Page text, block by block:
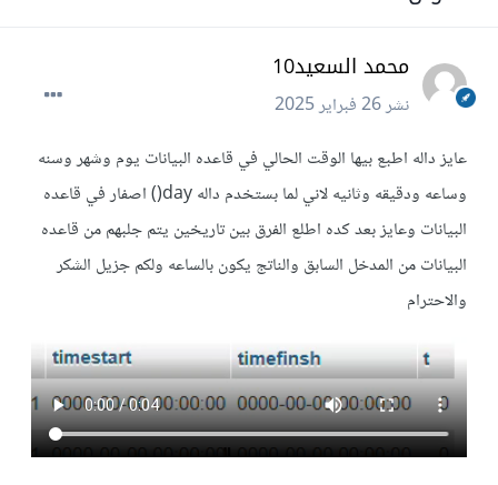
محمد السعيد10
نشر26 فبراير 2025
عايز داله اطبع بيها الوقت الحالي في قاعده البيانات يوم وشهر وسنه
وساعه ودقيقه وثانيه لاني لما بستخدم داله day() اصفار في قاعده
البيانات وعايز بعد كده اطلع الفرق بين تاريخين يتم جلبهم من قاعده
البيانات من المدخل السابق والناتج يكون بالساعه ولكم جزيل الشكر
والاحترام